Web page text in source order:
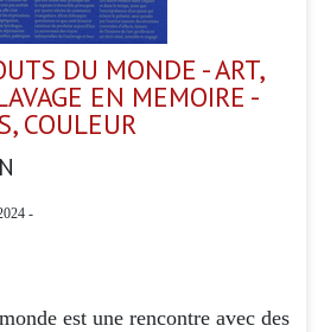
DU MONDE - ART,
EN MEMOIRE -
COULEUR
-
est une rencontre avec des